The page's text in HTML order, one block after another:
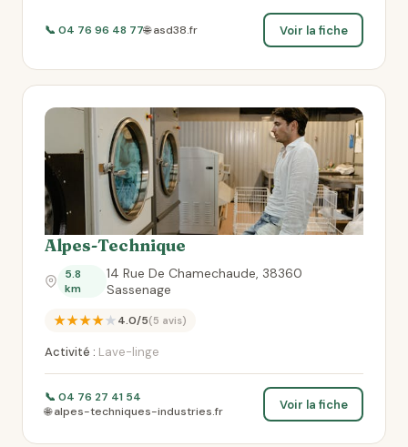
📞 04 76 96 48 77🌐 asd38.fr Voir la fiche
Alpes-Technique
5.8
km
14 Rue De Chamechaude, 38360
Sassenage
★★★★★4.0/5(5 avis)
Activité : Lave-linge
📞 04 76 27 41 54
🌐 alpes-techniques-industries.fr
Voir la fiche